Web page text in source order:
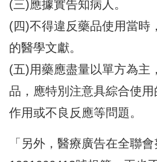
(三)應據實告知病人。
(四)不得違反藥品使用當時
的醫學文獻。
(五)用藥應盡量以單方為主
品，應特別注意具綜合使
作用或不良反應等問題。
「另外，醫療廣告在全聯